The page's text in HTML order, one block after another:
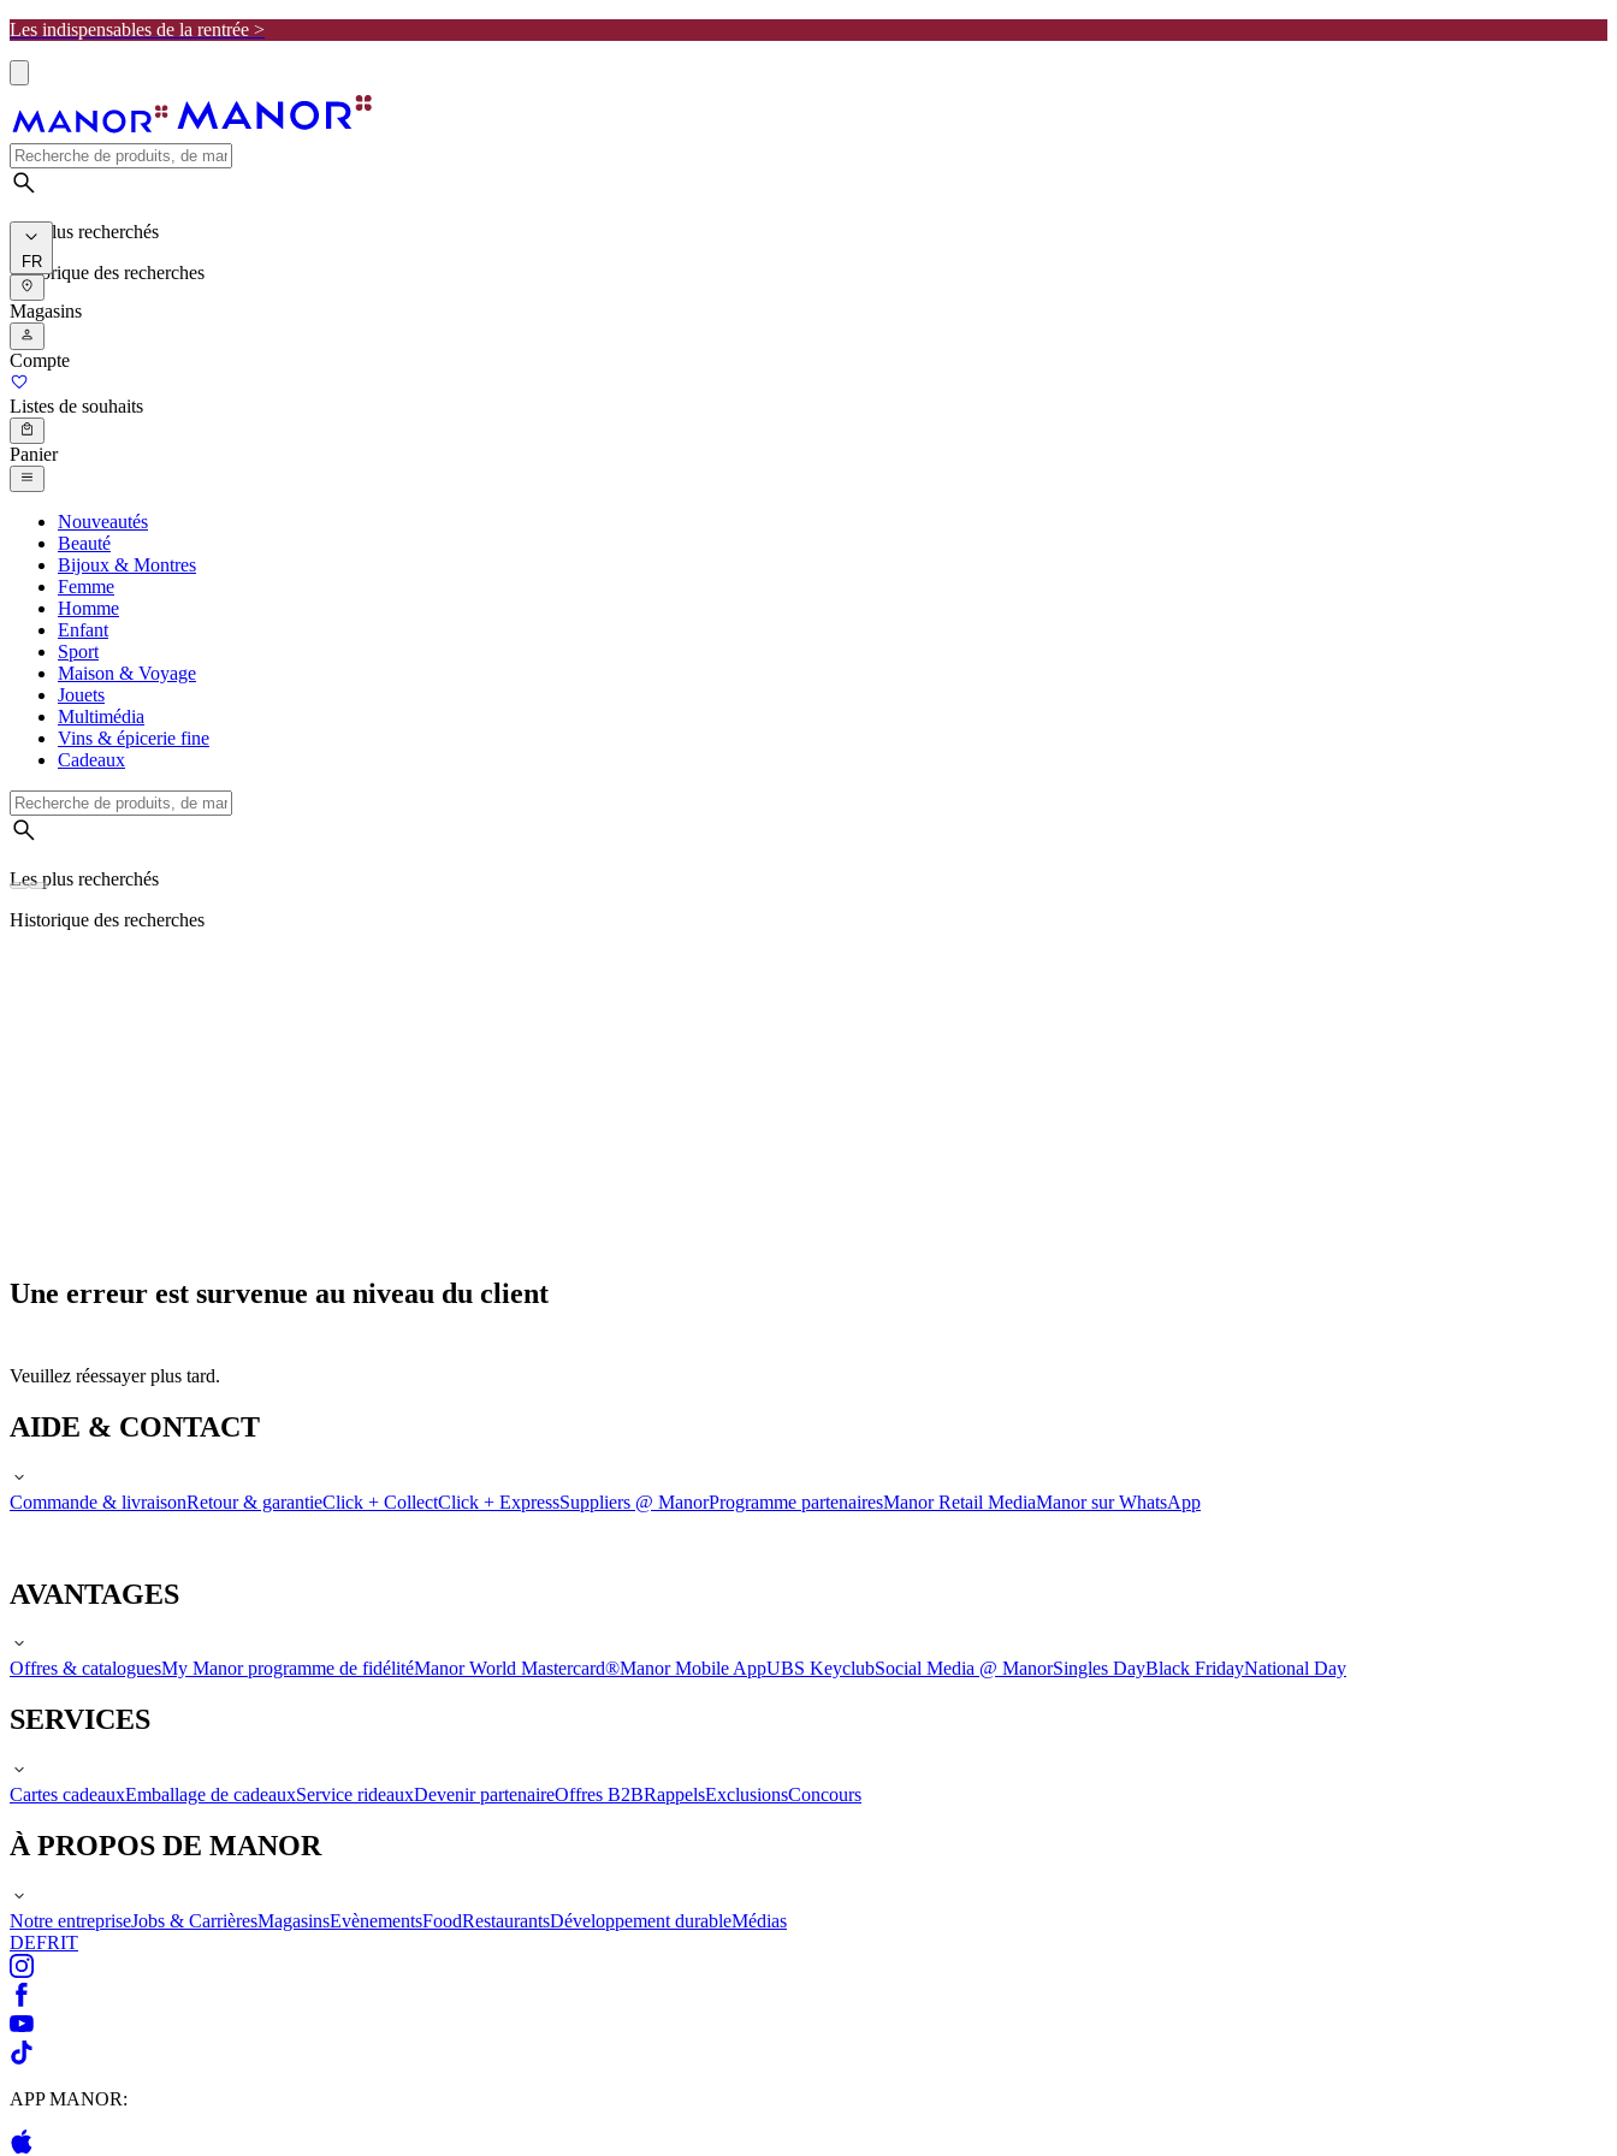
Les indispensables de la rentrée >
Les plus recherchés
Historique des recherches
FR
Magasins
Compte
Listes de souhaits
Panier
Nouveautés
Beauté
Bijoux & Montres
Femme
Homme
Enfant
Sport
Maison & Voyage
Jouets
Multimédia
Vins & épicerie fine
Cadeaux
Les plus recherchés
Historique des recherches
Une erreur est survenue au niveau du client
Veuillez réessayer plus tard.
AIDE & CONTACT
Commande & livraisonRetour & garantieClick + CollectClick + ExpressSuppliers @ ManorProgramme partenairesManor Retail MediaManor sur WhatsApp
AVANTAGES
Offres & cataloguesMy Manor programme de fidélitéManor World Mastercard®Manor Mobile AppUBS KeyclubSocial Media @ ManorSingles DayBlack FridayNational Day
SERVICES
Cartes cadeauxEmballage de cadeauxService rideauxDevenir partenaireOffres B2BRappelsExclusionsConcours
À PROPOS DE MANOR
Notre entrepriseJobs & CarrièresMagasinsEvènementsFoodRestaurantsDéveloppement durableMédias
DEFRIT
APP MANOR: